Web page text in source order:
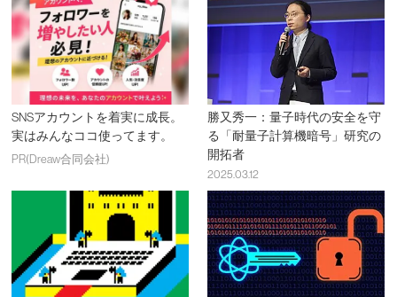
SNSアカウントを着実に成長。
実はみんなココ使ってます。
PR(Dreaw合同会社)
勝又秀一：量子時代の安全を守
る「耐量子計算機暗号」研究の
開拓者
2025.03.12